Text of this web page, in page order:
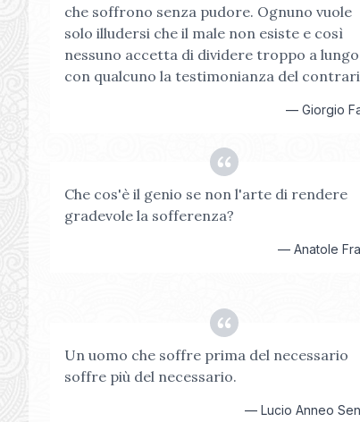
che soffrono senza pudore. Ognuno vuole
solo illudersi che il male non esiste e così
nessuno accetta di dividere troppo a lungo
con qualcuno la testimonianza del
—Giorgio
Che cos'è il genio se non l'arte di rendere
gradevole la sofferenza?
—Anatole
Un uomo che soffre prima del necessario
soffre più del necessario.
—Lucio Anneo